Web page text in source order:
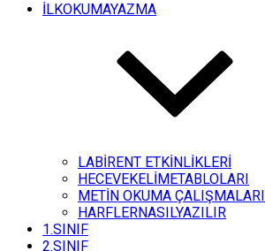
İLKOKUMAYAZMA
LABİRENT ETKİNLİKLERİ
HECEVEKELİMETABLOLARI
METİN OKUMA ÇALIŞMALARI
HARFLERNASILYAZILIR
1.SINIF
2.SINIF